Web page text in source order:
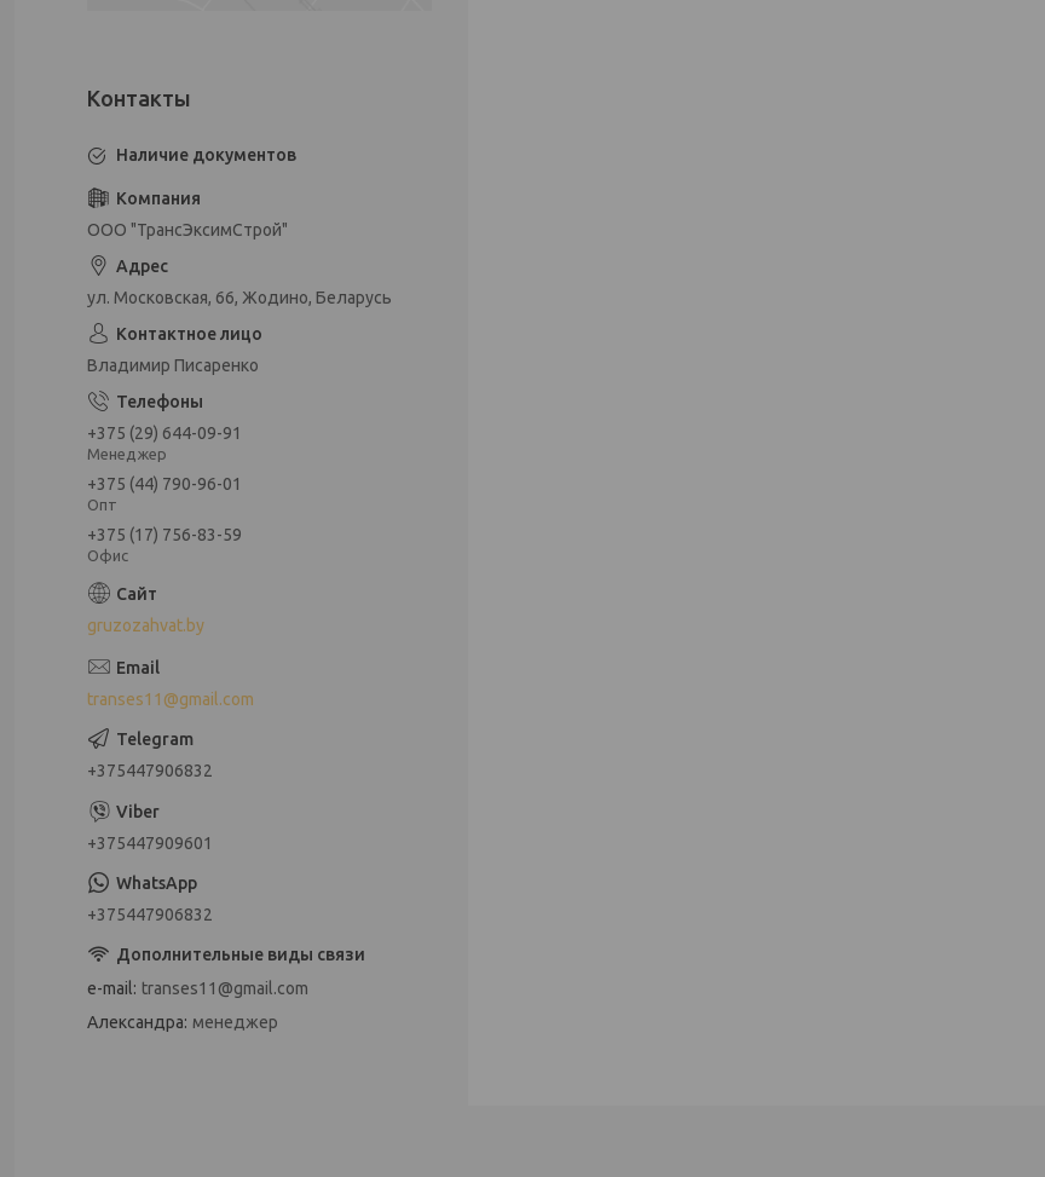
Наличие документов
ООО "ТрансЭксимСтрой"
ул. Московская, 66, Жодино, Беларусь
Владимир Писаренко
+375 (29) 644-09-91
Менеджер
+375 (44) 790-96-01
Опт
+375 (17) 756-83-59
Офис
gruzozahvat.by
transes11@gmail.com
+375447906832
+375447909601
+375447906832
e-mail transes11@gmail.com
Александра менеджер